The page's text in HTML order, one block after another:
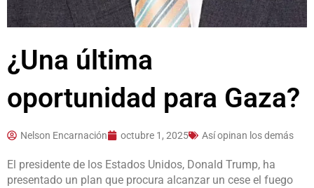
¿Una última
oportunidad para Gaza?
Nelson Encarnación octubre 1, 2025 Así opinan los demás
El presidente de los Estados Unidos, Donald Trump, ha
presentado un plan que procura alcanzar un cese el fuego